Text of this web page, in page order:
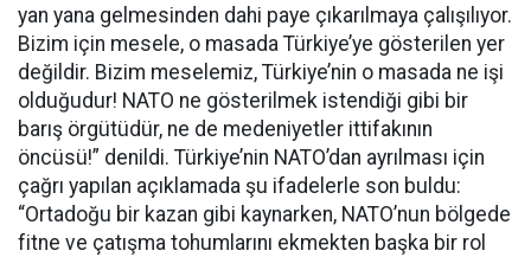
yan yana gelmesinden dahi paye çıkarılmaya çalışılıyor.
Bizim için mesele, o masada Türkiye’ye gösterilen yer
değildir. Bizim meselemiz, Türkiye’nin o masada ne işi
olduğudur! NATO ne gösterilmek istendiği gibi bir
barış örgütüdür, ne de medeniyetler ittifakının
öncüsü!” denildi. Türkiye’nin NATO’dan ayrılması için
çağrı yapılan açıklamada şu ifadelerle son buldu:
“Ortadoğu bir kazan gibi kaynarken, NATO’nun bölgede
fitne ve çatışma tohumlarını ekmekten başka bir rol